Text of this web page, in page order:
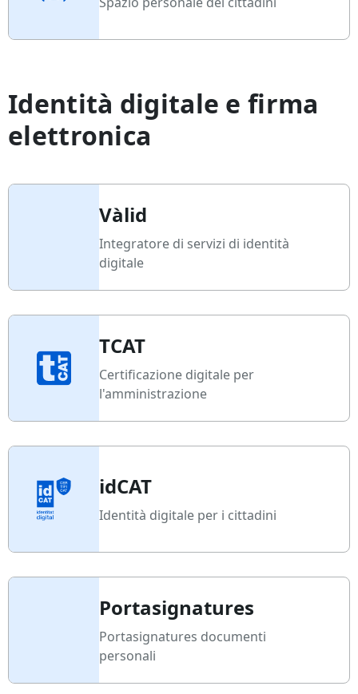
Identità digitale e firma
elettronica
Vàlid
Integratore di servizi di identità
digitale
TCAT
Certificazione digitale per
l'amministrazione
idCAT
Identità digitale per i cittadini
Portasignatures
Portasignatures documenti
personali